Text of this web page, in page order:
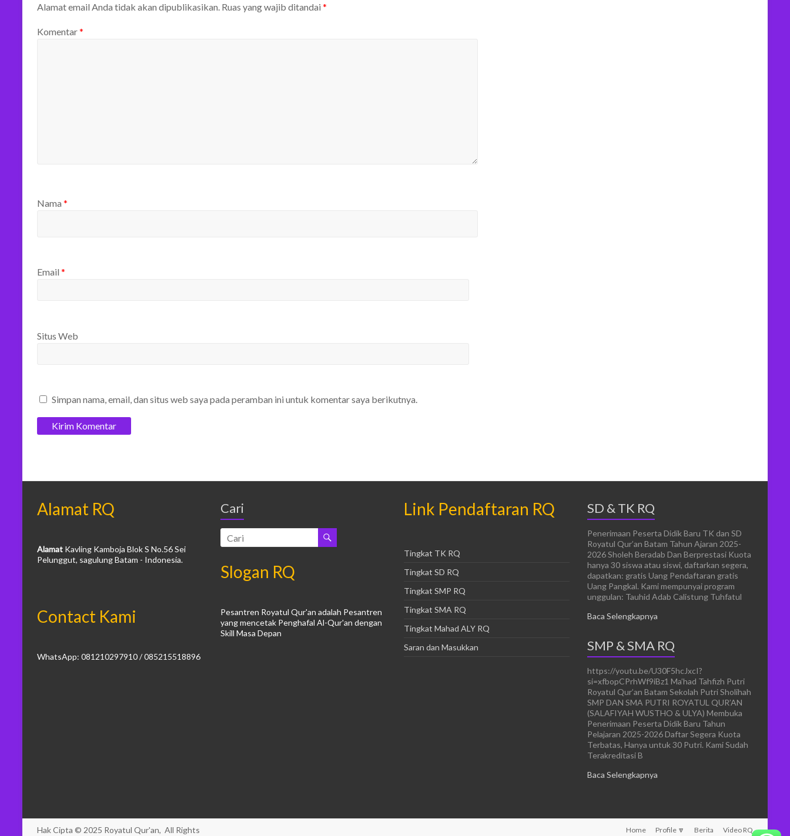
Alamat email Anda tidak akan dipublikasikan. Ruas yang wajib ditandai *
Komentar*
Nama *
Email *
Situs Web
Simpan nama, email, dan situs web saya pada peramban ini untuk komentar saya berikutnya.
Alamat RQ
Alamat Kavling Kamboja Blok S No.56 Sei
Pelunggut, sagulung Batam - Indonesia.
Contact Kami
WhatsApp: 081210297910 / 085215518896
Cari
Slogan RQ
Pesantren Royatul Qur'an adalah Pesantren
yang mencetak Penghafal Al-Qur'an dengan
Skill Masa Depan
Link Pendaftaran RQ
Tingkat TK RQ
Tingkat SD RQ
Tingkat SMP RQ
Tingkat SMA RQ
Tingkat Mahad ALY RQ
Saran dan Masukkan
SD & TK RQ
Penerimaan Peserta Didik Baru TK dan SD
Royatul Qur’an Batam Tahun Ajaran 2025-
2026 Sholeh Beradab Dan Berprestasi Kuota
hanya 30 siswa atau siswi, daftarkan segera,
dapatkan: gratis Uang Pendaftaran gratis
Uang Pangkal. Kami mempunyai program
unggulan: Tauhid Adab Calistung Tuhfatul
Baca Selengkapnya
SMP & SMA RQ
https://youtu.be/U30F5hcJxcI?
si=xfbopCPrhWf9iBz1 Ma’had Tahfizh Putri
Royatul Qur’an Batam Sekolah Putri Sholihah
SMP DAN SMA PUTRI ROYATUL QUR’AN
(SALAFIYAH WUSTHO & ULYA) Membuka
Penerimaan Peserta Didik Baru Tahun
Pelajaran 2025-2026 Daftar Segera Kuota
Terbatas, Hanya untuk 30 Putri. Kami Sudah
Terakreditasi B
Baca Selengkapnya
Hak Cipta © 2025 Royatul Qur'an, All Rights Home Profile 🔽 Berita Video RQ